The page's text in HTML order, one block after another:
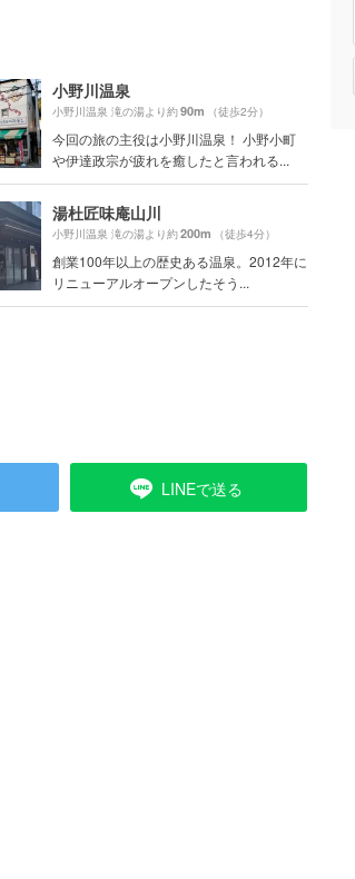
小野川温泉
小野川温泉 滝の湯より約90m （徒歩2分）
今回の旅の主役は小野川温泉！ 小野小町
や伊達政宗が疲れを癒したと言われる...
湯杜匠味庵山川
小野川温泉 滝の湯より約200m （徒歩4分）
創業100年以上の歴史ある温泉。2012年に
リニューアルオープンしたそう...
LINEで送る